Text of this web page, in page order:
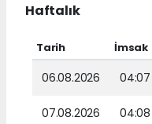
Haftalık
Tarih İmsak
06.08.2026 04:07
07.08.2026 04:08